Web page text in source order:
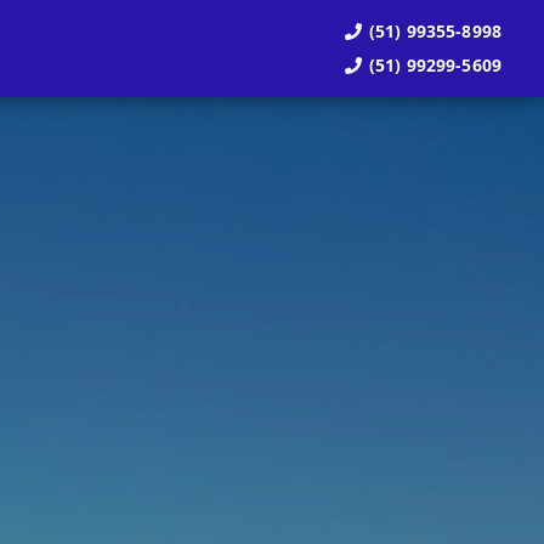
(51) 99355-8998
(51) 99299-5609